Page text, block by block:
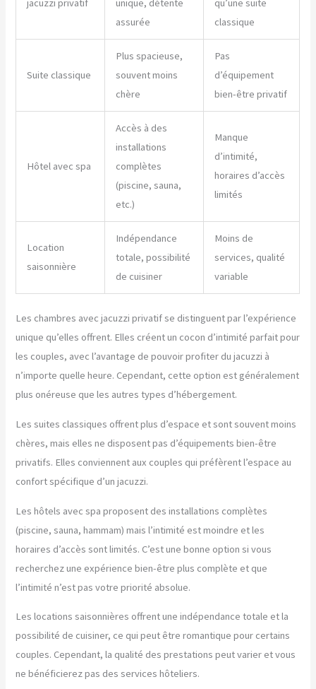
assurée
classique
Suite classique
Plus spacieuse,
souvent moins
chère
Pas
d’équipement
bien-être privatif
Hôtel avec spa
Accès à des
installations
complètes
(piscine, sauna,
etc.)
Manque
d’intimité,
horaires d’accès
limités
Location
saisonnière
Indépendance
totale, possibilité
de cuisiner
Moins de
services, qualité
variable
Les chambres avec jacuzzi privatif se distinguent par l’expérience
unique qu’elles offrent. Elles créent un cocon d’intimité parfait pour
les couples, avec l’avantage de pouvoir profiter du jacuzzi à
n’importe quelle heure. Cependant, cette option est généralement
plus onéreuse que les autres types d’hébergement.
Les suites classiques offrent plus d’espace et sont souvent moins
chères, mais elles ne disposent pas d’équipements bien-être
privatifs. Elles conviennent aux couples qui préfèrent l’espace au
confort spécifique d’un jacuzzi.
Les hôtels avec spa proposent des installations complètes
(piscine, sauna, hammam) mais l’intimité est moindre et les
horaires d’accès sont limités. C’est une bonne option si vous
recherchez une expérience bien-être plus complète et que
l’intimité n’est pas votre priorité absolue.
Les locations saisonnières offrent une indépendance totale et la
possibilité de cuisiner, ce qui peut être romantique pour certains
couples. Cependant, la qualité des prestations peut varier et vous
ne bénéficierez pas des services hôteliers.